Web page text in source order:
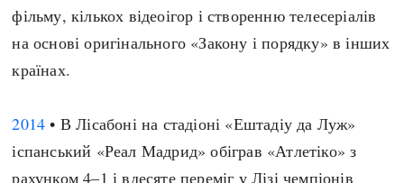
фільму, кількох відеоігор і створенню телесеріалів
на основі оригінального «Закону і порядку» в інших
країнах.
2014 • В Лісабоні на стадіоні «Ештадіу да Луж»
іспанський «Реал Мадрид» обіграв «Атлетіко» з
рахунком 4–1 і вдесяте переміг у Лізі чемпіонів